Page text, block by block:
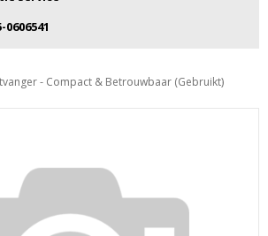
- Compact & Betrouwbaar (Gebruikt)